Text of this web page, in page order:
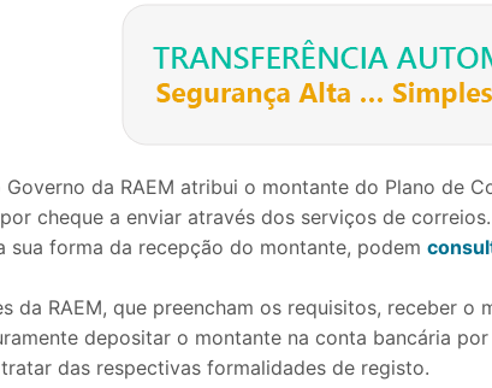
Governo da RAEM atribui o montante do Plano de
cheque a enviar através dos serviços de
sua forma da recepção do montante, podem
da RAEM, que preencham os requisitos, receber
depositar o montante na conta bancária
das respectivas formalidades de registo.